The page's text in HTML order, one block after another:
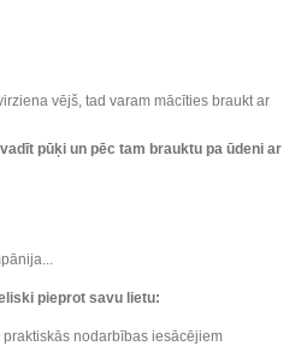
vējš, tad varam mācīties braukt ar
pūķi un pēc tam brauktu pa ūdeni ar
pieprot savu lietu:
nodarbības iesācējiem